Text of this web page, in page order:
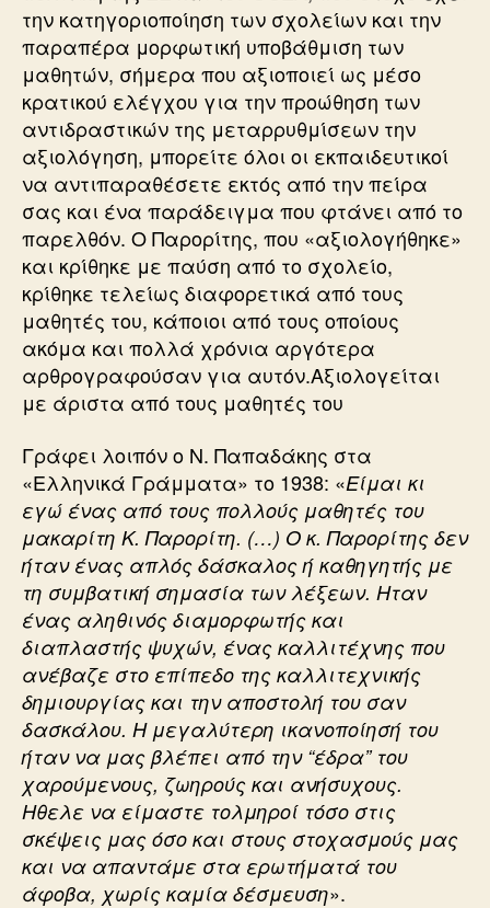
την κατηγοριοποίηση των σχολείων και την
παραπέρα μορφωτική υποβάθμιση των
μαθητών, σήμερα που αξιοποιεί ως μέσο
κρατικού ελέγχου για την προώθηση των
αντιδραστικών της μεταρρυθμίσεων την
αξιολόγηση, μπορείτε όλοι οι εκπαιδευτικοί
να αντιπαραθέσετε εκτός από την πείρα
σας και ένα παράδειγμα που φτάνει από το
παρελθόν. Ο Παρορίτης, που «αξιολογήθηκε»
και κρίθηκε με παύση από το σχολείο,
κρίθηκε τελείως διαφορετικά από τους
μαθητές του, κάποιοι από τους οποίους
ακόμα και πολλά χρόνια αργότερα
αρθρογραφούσαν για αυτόν.Αξιολογείται
με άριστα από τους μαθητές του
Γράφει λοιπόν ο Ν. Παπαδάκης στα
«Ελληνικά Γράμματα» το 1938: «Είμαι κι
εγώ ένας από τους πολλούς μαθητές του
μακαρίτη Κ. Παρορίτη. (…) Ο κ. Παρορίτης δεν
ήταν ένας απλός δάσκαλος ή καθηγητής με
τη συμβατική σημασία των λέξεων. Ηταν
ένας αληθινός διαμορφωτής και
διαπλαστής ψυχών, ένας καλλιτέχνης που
ανέβαζε στο επίπεδο της καλλιτεχνικής
δημιουργίας και την αποστολή του σαν
δασκάλου. Η μεγαλύτερη ικανοποίησή του
ήταν να μας βλέπει από την “έδρα” του
χαρούμενους, ζωηρούς και ανήσυχους.
Ηθελε να είμαστε τολμηροί τόσο στις
σκέψεις μας όσο και στους στοχασμούς μας
και να απαντάμε στα ερωτήματά του
άφοβα, χωρίς καμία δέσμευση».